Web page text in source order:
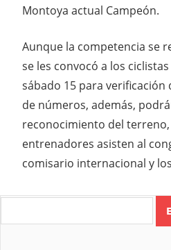
Montoya actual Campeón.
Aunque la competencia se
se les convocó a los
sábado 15 para verificación
de números, además,
reconocimiento del
entrenadores asisten al
comisario internacional y